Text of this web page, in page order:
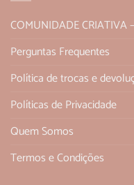
COMUNIDADE CRIATIVA
Perguntas Frequentes
Política de trocas e
Políticas de Privacidade
Quem Somos
Termos e Condições